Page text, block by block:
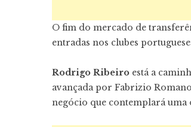
O fim do mercado de
entradas nos clubes
Rodrigo Ribeiro está a
avançada por Fabrizio
negócio que contemplará